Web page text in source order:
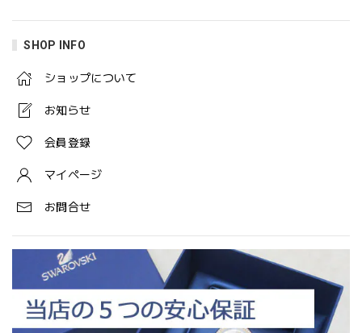
SHOP INFO
ショップについて
お知らせ
会員登録
マイページ
お問合せ